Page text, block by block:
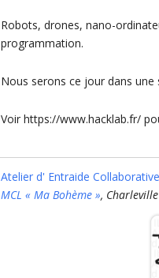
Robots, drones, nano-
programmation.
Nous serons ce jour dans une
Voir https://www.hacklab.fr/
Atelier d' Entraide Collaborative
MCL « Ma Bohème »,